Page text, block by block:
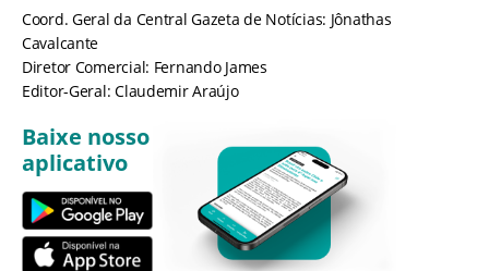
Coord. Geral da Central Gazeta de Notícias: Jônathas
Cavalcante
Diretor Comercial: Fernando James
Editor-Geral: Claudemir Araújo
Baixe nosso
aplicativo